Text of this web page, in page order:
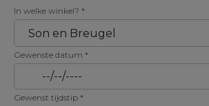
In welke winkel? *
Gewenste datum *
Gewenst tijdstip *